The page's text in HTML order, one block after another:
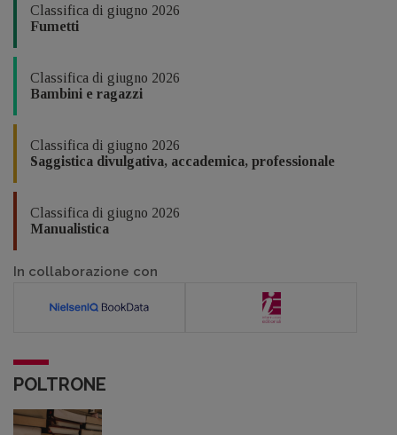
Classifica di giugno 2026
Fumetti
Classifica di giugno 2026
Bambini e ragazzi
Classifica di giugno 2026
Saggistica divulgativa, accademica, professionale
Classifica di giugno 2026
Manualistica
In collaborazione con
POLTRONE